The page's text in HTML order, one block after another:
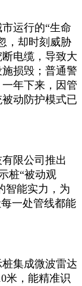
运行的“生命
，却时刻威胁
电缆，导致大
损毁；普通警
年下来，因管
动防护模式已
限公司推出
桩“被动观
智能实力，为
一处管线都能
集成微波雷达
米，能精准识